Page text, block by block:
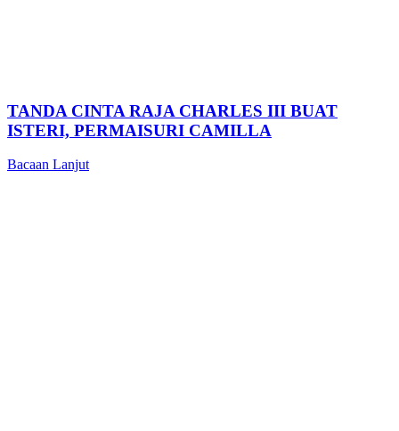
TANDA CINTA RAJA CHARLES III BUAT
ISTERI, PERMAISURI CAMILLA
Bacaan Lanjut